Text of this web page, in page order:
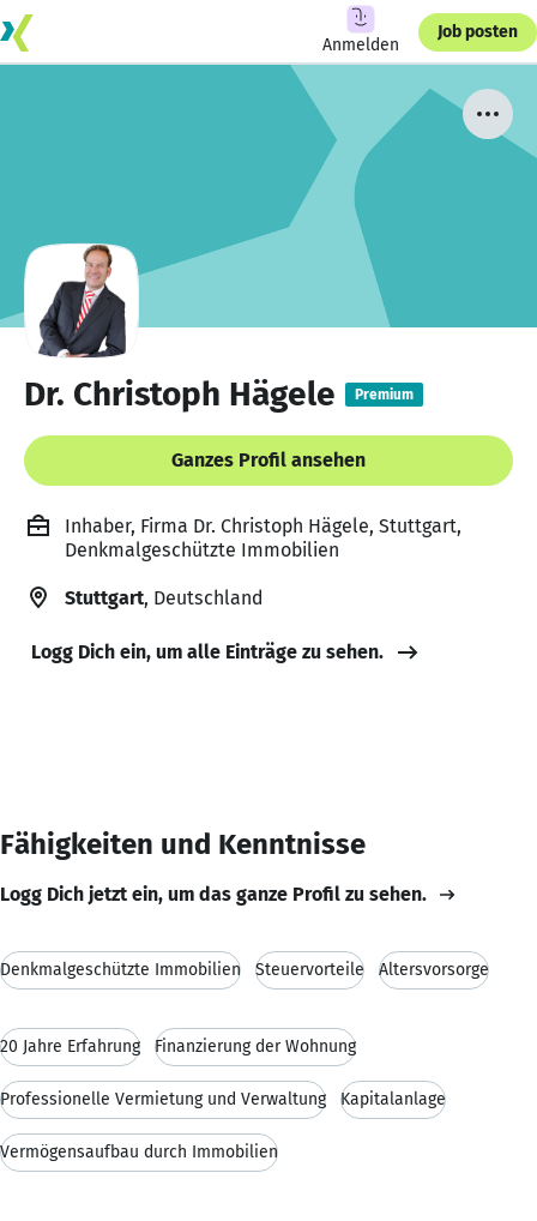
Anmelden
Job posten
Dr. Christoph Hägele Premium
Ganzes Profil ansehen
Inhaber, Firma Dr. Christoph Hägele, Stuttgart,
Denkmalgeschützte Immobilien
Stuttgart, Deutschland
Logg Dich ein, um alle Einträge zu sehen.
Fähigkeiten und Kenntnisse
Logg Dich jetzt ein, um das ganze Profil zu sehen.
Denkmalgeschützte Immobilien Steuervorteile Altersvorsorge
20 Jahre Erfahrung Finanzierung der Wohnung
Professionelle Vermietung und Verwaltung Kapitalanlage
Vermögensaufbau durch Immobilien